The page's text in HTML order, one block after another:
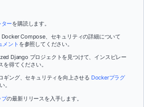
ーを購読します。
Compose、セキュリティの詳細について
メント を参照してください。
Django プロジェクトを見つけて、インスピレー
を得てください。
ギング、セキュリティを向上させる Dockerプラグ
。
プの最新リリースを入手します。